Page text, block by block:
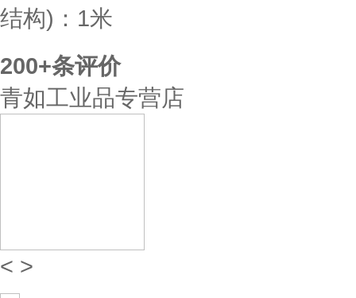
结构)：1米
200+条评价
青如工业品专营店
< >